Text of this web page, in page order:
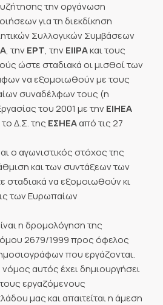
την οργάνωση
για τη διεκδίκηση
Συλλογικών Συμβάσεων
, τηνΕΡΤ, τηνΕΙΙΡΑκαι τους
ώστε σταδιακά οι μισθοί των
να εξομοιωθούν με τους
συναδέλφων τους (η
του 2001 με τηνΕΙΗΕΑ
Δ.Σ. της ΕΣΗΕΑαπό τις 27
ο αγωνιστικός στόχος της
και των συντάξεων των
να εξομοιωθούν κι
των Ευρωπαίων
η δρομολόγηση της
2679/1999 προς όφελος
που εργάζονται.
αυτός έχει δημιουργήσει
εργαζόμενους
μας και απαιτείται η άμεση